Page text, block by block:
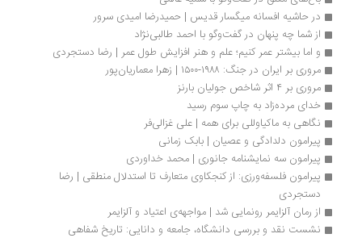
در حاشیه افسانه میگسار قدیس | حمیدرضا امیدی‌ سرور
از شما چه پنهان در گفت‌وگو با احمد طالبی‌نژاد
و اما بیشتر عمر کنیم؛ علم و هنر افزایش طول عمر | رضا دستجردی
مروری بر ایران در جنگ: ۱۹۸۸-۱۵۰۰ | زهرا معماریان‌پور
مروری بر ۴ اثر شاخص جولیان بارنز
خدای مرده‌زاد به چاپ سوم رسید
نگاهی به ماکیاوللی برای همه | علی غزالی‌فر
پیرامون دلدادگی و عصیان | بابک زمانی
پیرامون سه نمایشنامه جانوری | محمد خداوردی
دستجردی
از رمان آلزایمر رونمایی شد | مواجهه‌ی اعتیاد و آلزایمر